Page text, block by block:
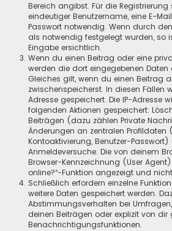
Bereich angibst. Für die
eindeutiger Benutzername, eine E-
Passwort notwendig. Wenn durch
als notwendig festgelegt wurden, so
Eingabe ersichtlich.
Wenn du einen Beitrag oder eine
werden die dort eingegebenen Daten
Gleiches gilt, wenn du einen Beitrag
zwischenspeicherst. In diesen Fällen
Adresse gespeichert. Die IP-Adresse
folgenden Aktionen gespeichert:
Beiträgen (dazu zählen Private
Änderungen an zentralen Profildaten
Kontoaktivierung, Benutzer-
Anmeldeversuche. Die von deinem
Browser-Kennzeichnung (User
online?“-Funktion angezeigt und
Schließlich erfordern einzelne
weitere Daten gespeichert werden.
Abstimmungsverhalten bei
deinen Beiträgen oder explizit von dir
Benachrichtigungsfunktionen.